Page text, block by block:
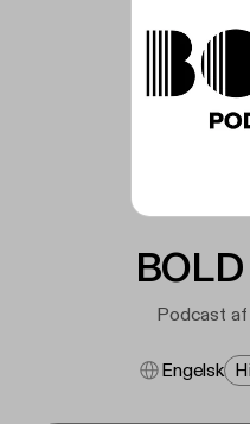
Podcast af
Engelsk